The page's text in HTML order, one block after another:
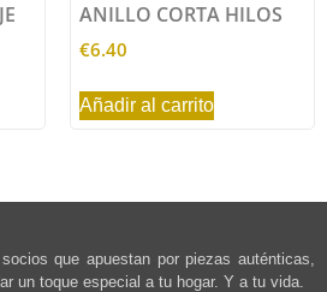
ANILLO CORTA HILOS
€6.40
Añadir al carrito
que apuestan por piezas auténticas,
un toque especial a tu hogar. Y a tu vida.